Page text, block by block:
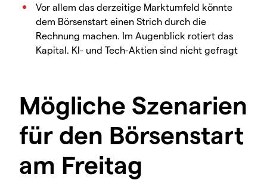
Vor allem das derzeitige Marktumfeld könnte
dem Börsenstart einen Strich durch die
Rechnung machen. Im Augenblick rotiert das
Kapital. KI- und Tech-Aktien sind nicht gefragt
Mögliche Szenarien
für den Börsenstart
am Freitag